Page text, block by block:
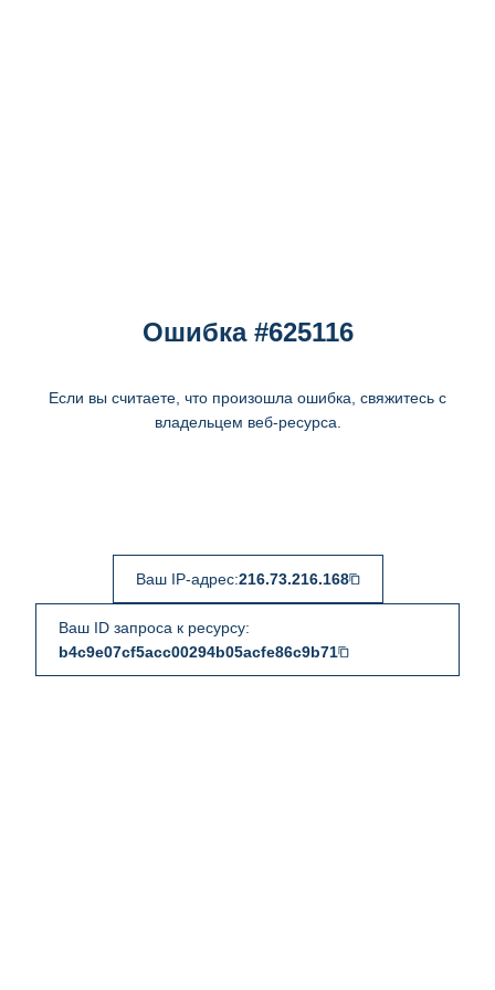
Ошибка #625116
Если вы считаете, что произошла ошибка, свяжитесь с
владельцем веб-ресурса.
Ваш IP-адрес:216.73.216.168
Ваш ID запроса к ресурсу:
b4c9e07cf5acc00294b05acfe86c9b71